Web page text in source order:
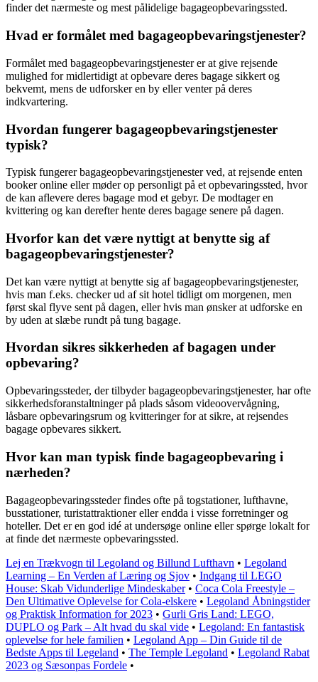
finder det nærmeste og mest pålidelige bagageopbevaringssted.
Hvad er formålet med bagageopbevaringstjenester?
Formålet med bagageopbevaringstjenester er at give rejsende
mulighed for midlertidigt at opbevare deres bagage sikkert og
bekvemt, mens de udforsker en by eller venter på deres
indkvartering.
Hvordan fungerer bagageopbevaringstjenester
typisk?
Typisk fungerer bagageopbevaringstjenester ved, at rejsende enten
booker online eller møder op personligt på et opbevaringssted, hvor
de kan aflevere deres bagage mod et gebyr. De modtager en
kvittering og kan derefter hente deres bagage senere på dagen.
Hvorfor kan det være nyttigt at benytte sig af
bagageopbevaringstjenester?
Det kan være nyttigt at benytte sig af bagageopbevaringstjenester,
hvis man f.eks. checker ud af sit hotel tidligt om morgenen, men
først skal flyve sent på dagen, eller hvis man ønsker at udforske en
by uden at slæbe rundt på tung bagage.
Hvordan sikres sikkerheden af bagagen under
opbevaring?
Opbevaringssteder, der tilbyder bagageopbevaringstjenester, har ofte
sikkerhedsforanstaltninger på plads såsom videoovervågning,
låsbare opbevaringsrum og kvitteringer for at sikre, at rejsendes
bagage opbevares sikkert.
Hvor kan man typisk finde bagageopbevaring i
nærheden?
Bagageopbevaringssteder findes ofte på togstationer, lufthavne,
busstationer, turistattraktioner eller endda i visse forretninger og
hoteller. Det er en god idé at undersøge online eller spørge lokalt for
at finde det nærmeste opbevaringssted.
Lej en Trækvogn til Legoland og Billund Lufthavn • Legoland
Learning – En Verden af Læring og Sjov • Indgang til LEGO
House: Skab Vidunderlige Mindeskaber• Coca Cola Freestyle –
Den Ultimative Oplevelse for Cola-elskere • Legoland Åbningstider
og Praktisk Information for 2023 • Gurli Gris Land: LEGO,
DUPLO og Park – Alt hvad du skal vide • Legoland: En fantastisk
oplevelse for hele familien • Legoland App – Din Guide til de
Bedste Apps til Legeland • The Temple Legoland • Legoland Rabat
2023 og Sæsonpas Fordele •